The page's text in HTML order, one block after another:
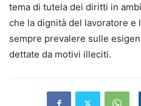
tema di tutela dei diritti in
che la dignità del lavoratore e
sempre prevalere sulle
dettate da motivi illeciti.